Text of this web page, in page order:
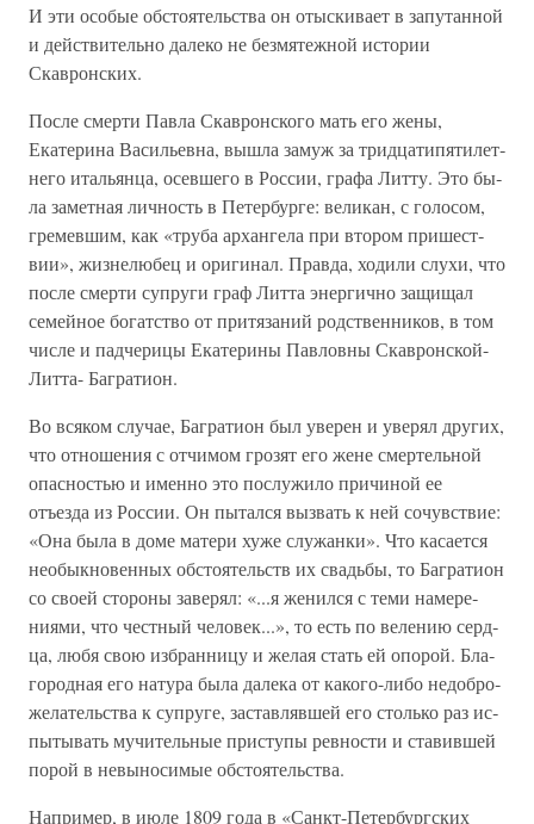
И эти особые обстоятельства он отыскивает в запутанной
и действительно далеко не безмятежной истории
Скавронских.
После смерти Павла Скавронского мать его жены,
Екатерина Васильевна, вышла замуж за тридцатипятилет­
него итальянца, осевшего в России, графа Литту. Это бы­
ла заметная личность в Петербурге: великан, с голосом,
гремевшим, как «труба архангела при втором пришест­
вии», жизнелюбец и оригинал. Правда, ходили слухи, что
после смерти супруги граф Литта энергично защищал
семейное богатство от притязаний родственников, в том
чис­ле и падчерицы Екатерины Павловны Скавронской-
Литта- Багратион.
Во всяком случае, Багратион был уверен и уверял других,
что отношения с отчимом грозят его жене смер­тельной
опасностью и именно это послужило причиной ее
отъезда из России. Он пытался вызвать к ней сочувствие:
«Она была в доме матери хуже служанки». Что касается
необыкновенных обстоятельств их свадьбы, то Багратион
со своей стороны заверял: «...я женился с теми намере­
ниями, что честный человек...», то есть по велению серд­
ца, любя свою избранницу и желая стать ей опорой. Бла­
городная его натура была далека от какого-либо недобро­
желательства к супруге, заставлявшей его столько раз ис­
пытывать мучительные приступы ревности и ставившей
порой в невыносимые обстоятельства.
Например, в июле 1809 года в «Санкт-Петербургских